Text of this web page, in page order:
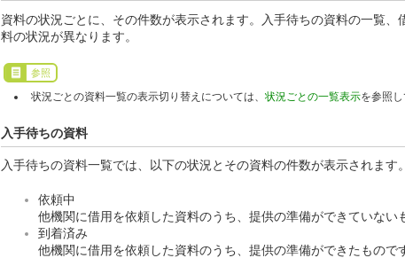
資料の状況ごとに、その件数が表示されます。入手待ちの資料の一覧
料の状況が異なります。
参照
状況ごとの資料一覧の表示切り替えについては、状況ごとの一覧表示を参照
入手待ちの資料
入手待ちの資料一覧では、以下の状況とその資料の件数が表示されます
依頼中
他機関に借用を依頼した資料のうち、提供の準備ができていない
到着済み
他機関に借用を依頼した資料のうち、提供の準備ができたもので